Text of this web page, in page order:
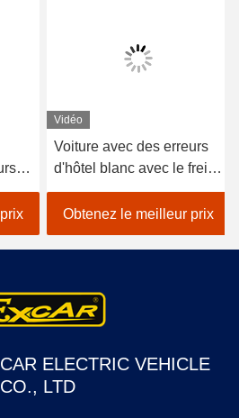
de
Vidéo
Voiture avec des erreurs
d'hôtel blanc avec le frein
électromagnétique de
moteur de marque de
CDA
Obtenez le meilleur prix
ELECTRIC VEHICLE
CO., LTD